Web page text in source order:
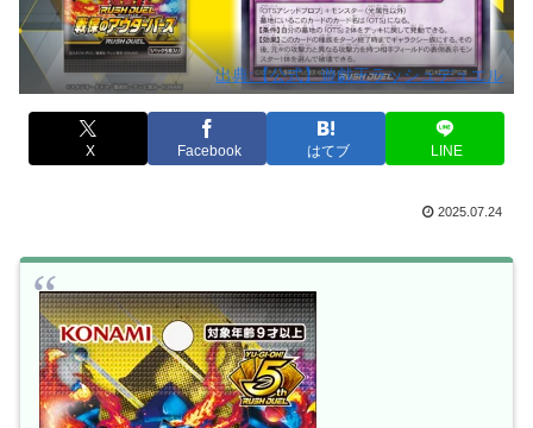
出典:【公式】遊戯王ラッシュデュエル
X Facebook はてブ LINE
2025.07.24